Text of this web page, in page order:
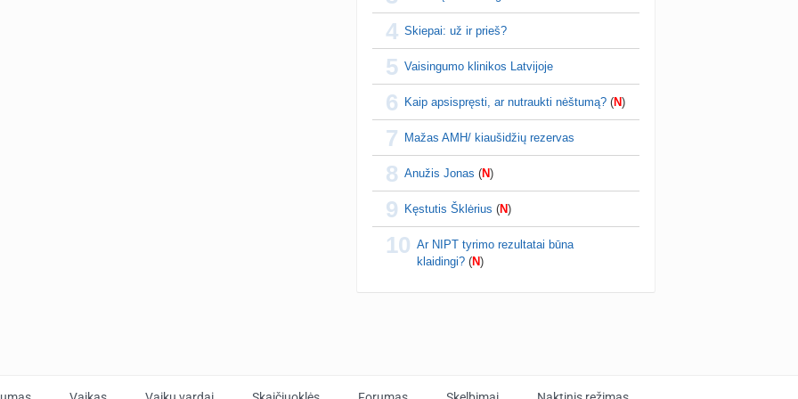
4 Skiepai: už ir prieš?
5 Vaisingumo klinikos Latvijoje
6 Kaip apsispręsti, ar nutraukti nėštumą? (N)
7 Mažas AMH/ kiaušidžių rezervas
8 Anužis Jonas (N)
9 Kęstutis Šklėrius (N)
10 Ar NIPT tyrimo rezultatai būna
klaidingi? (N)